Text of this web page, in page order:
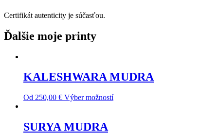
Certifikát autenticity je súčasťou.
Ďalšie moje printy
KALESHWARA MUDRA
Od 250,00 € Výber možností
SURYA MUDRA